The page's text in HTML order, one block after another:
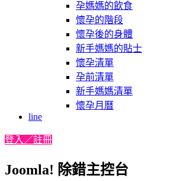
孕媽媽的飲食
懷孕的階段
懷孕後的身體
新手媽媽的貼士
懷孕清單
孕前清單
新手媽媽清單
懷孕月曆
line
登入／註冊
Joomla! 除錯主控台